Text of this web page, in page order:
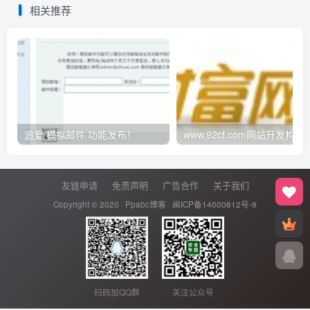
相关推荐
追爱 模拟邮件 功能发布！ www.92cf.com网站开发构架
友链申请 免责声明 广告合作 关于我们
Copyright © 2020 · Ppabc博客 · 闽ICP备14000812号-9
扫码加QQ群 关注公众号